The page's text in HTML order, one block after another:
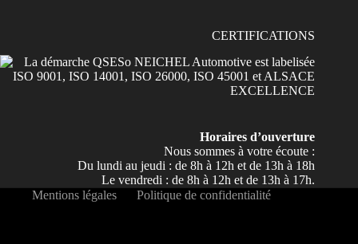
CERTIFICATIONS
Horaires d’ouverture
Nous sommes à votre écoute :
Du lundi au jeudi : de 8h à 12h et de 13h à 18h
Le vendredi : de 8h à 12h et de 13h à 17h.
Mentions légales
Politique de confidentialité